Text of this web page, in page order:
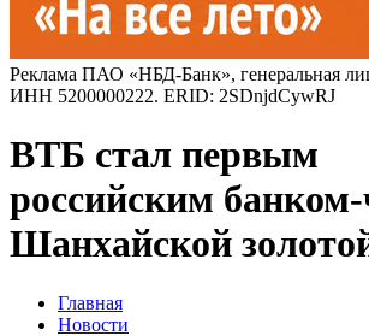
Реклама ПАО «НБД-Банк», генеральная
ИНН 5200000222. ERID: 2SDnjdCywRJ
ВТБ стал первым
российским
Шанхайской
Главная
Новости